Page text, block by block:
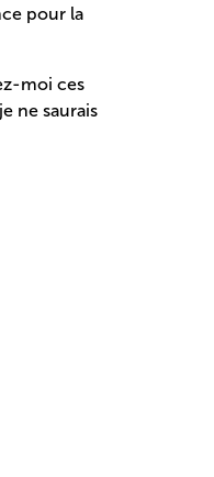
pour la
moi ces
ne saurais